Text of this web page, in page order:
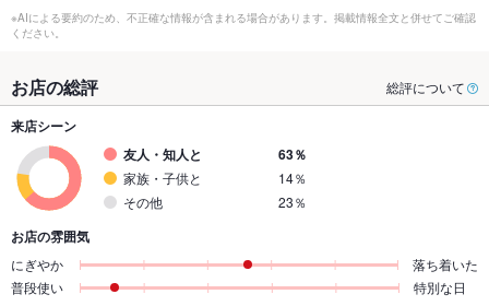
※AIによる要約のため、不正確な情報が含まれる場合があります。掲載情報全文と併せてご確認
ください。
お店の総評 総評について
来店シーン
友人・知人と
63％
家族・子供と
14％
その他
23％
お店の雰囲気
にぎやか
落ち着いた
普段使い
特別な日